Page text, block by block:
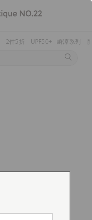
2件5折 UPF50+ 瞬涼系列